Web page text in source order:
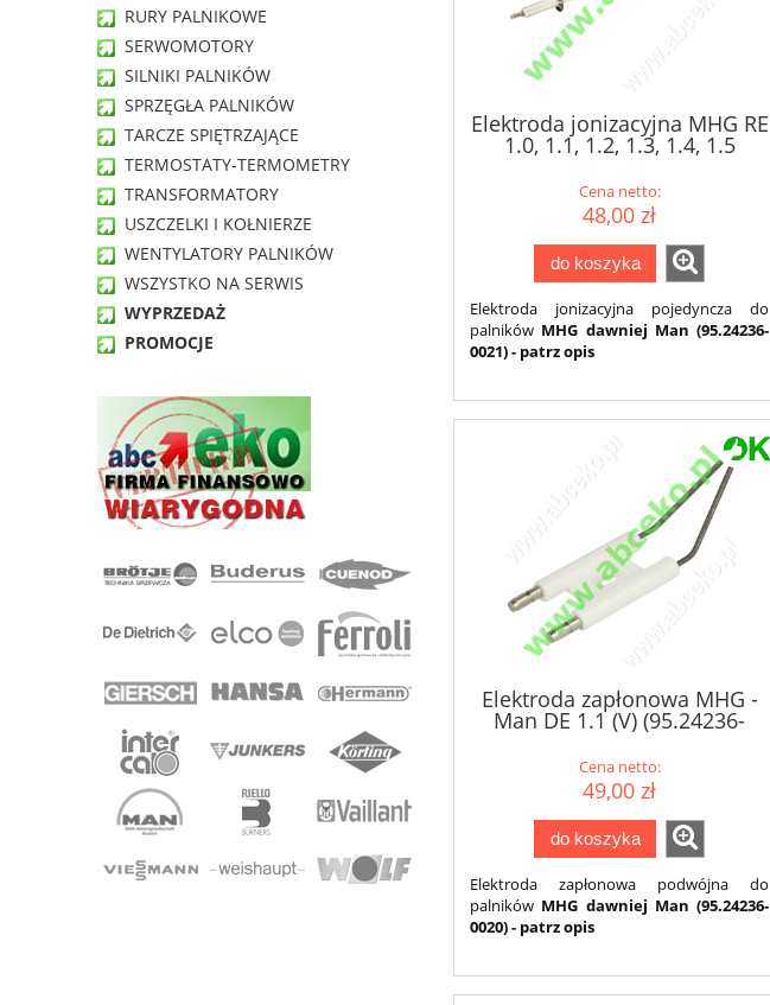
RURY PALNIKOWE
SERWOMOTORY
SILNIKI PALNIKÓW
SPRZĘGŁA PALNIKÓW
TARCZE SPIĘTRZAJĄCE
TERMOSTATY-TERMOMETRY
TRANSFORMATORY
USZCZELKI I KOŁNIERZE
WENTYLATORY PALNIKÓW
WSZYSTKO NA SERWIS
WYPRZEDAŻ
PROMOCJE
Elektroda jonizacyjna MHG RE
1.0, 1.1, 1.2, 1.3, 1.4, 1.5
Cena netto:
48,00 zł
do koszyka
Elektroda jonizacyjna pojedyncza do
palników MHG dawniej Man (95.24236-
0021) - patrz opis
Elektroda zapłonowa MHG -
Man DE 1.1 (V) (95.24236-
0020)
Cena netto:
49,00 zł
do koszyka
Elektroda zapłonowa podwójna do
palników MHG dawniej Man (95.24236-
0020) - patrz opis